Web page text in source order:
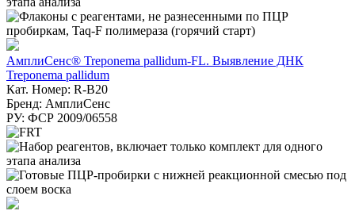
АмплиСенс® Treponema pallidum-FL. Выявление ДНК
Treponema pallidum
Кат. Номер: R-B20
Бренд: АмплиСенс
РУ: ФСР 2009/06558